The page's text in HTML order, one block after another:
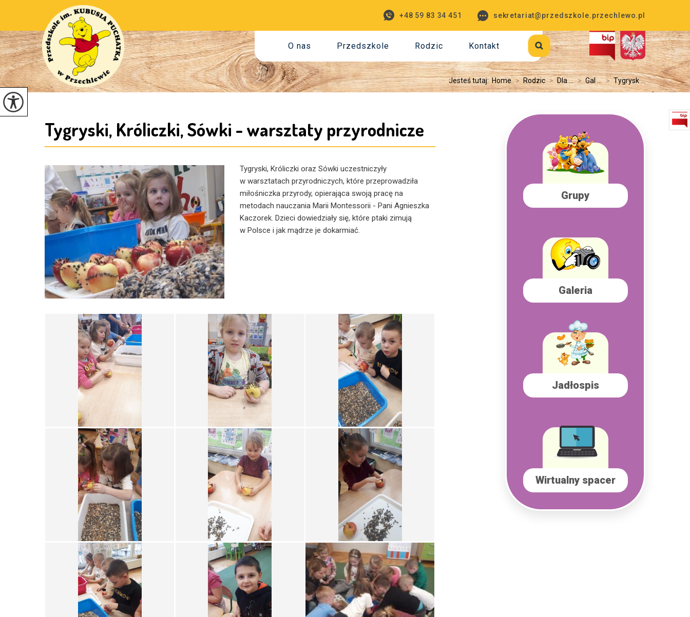
sekretariat@przedszkole.przechlewo.pl
+48 59 83 34 451
O nas Przedszkole Rodzic Kontakt
Jesteś tutaj: Home > Rodzic > Dla ... > Gal ... > Tygrysk ...
Tygryski, Króliczki, Sówki - warsztaty przyrodnicze
Tygryski, Króliczki oraz Sówki uczestniczyły
w warsztatach przyrodniczych, które przeprowadziła
miłośniczka przyrody, opierająca swoją pracę na
metodach nauczania Marii Montessorii - Pani Agnieszka
Kaczorek. Dzieci dowiedziały się, które ptaki zimują
w Polsce i jak mądrze je dokarmiać.
Grupy
Galeria
Jadłospis
Wirtualny spacer